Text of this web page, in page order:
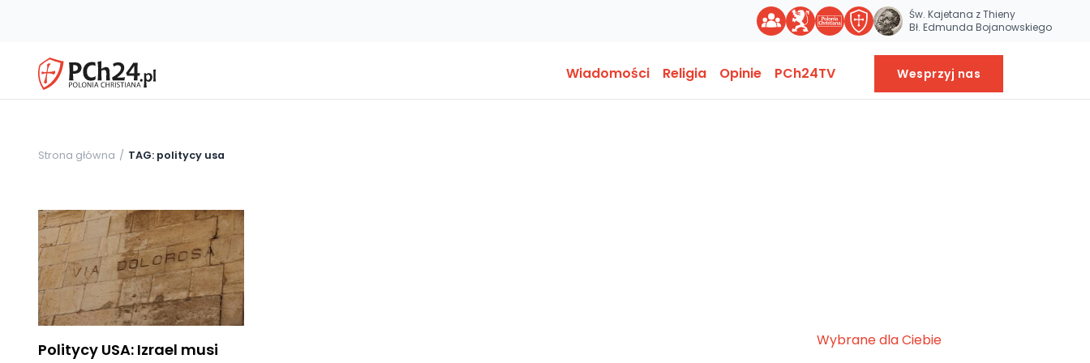
Św. Kajetana z Thieny
Bł. Edmunda Bojanowskiego
Wiadomości Religia Opinie PCh24TV Wesprzyj nas
Strona główna TAG: politycy usa
Politycy USA: Izrael musi
Wybrane dla Ciebie